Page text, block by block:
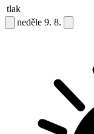
tlak
neděle 9. 8.